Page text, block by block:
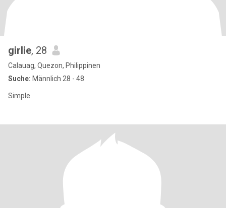
girlie, 28
Calauag, Quezon, Philippinen
Suche: Männlich 28 - 48
Simple